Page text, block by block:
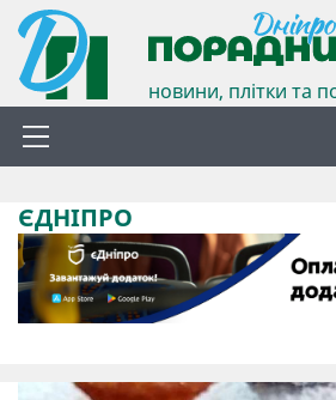
новини, плітки та
ЄДНІПРО